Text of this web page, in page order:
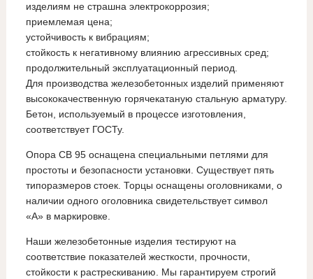
изделиям не страшна электрокоррозия;
приемлемая цена;
устойчивость к вибрациям;
стойкость к негативному влиянию агрессивных сред;
продолжительный эксплуатационный период.
Для производства железобетонных изделий применяют
высококачественную горячекатаную стальную арматуру.
Бетон, используемый в процессе изготовления,
соответствует ГОСТу.
Опора СВ 95 оснащена специальными петлями для
простоты и безопасности установки. Существует пять
типоразмеров стоек. Торцы оснащены оголовниками, о
наличии одного оголовника свидетельствует символ
«А» в маркировке.
Наши железобетонные изделия тестируют на
соответствие показателей жесткости, прочности,
стойкости к растрескиванию. Мы гарантируем строгий